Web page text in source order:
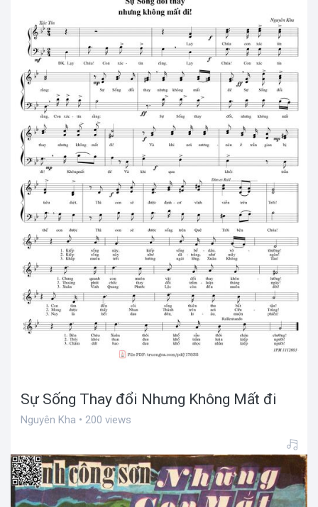
Sự Sống Thay đổi Nhưng Không Mất đi
Nguyên Kha • 200 views